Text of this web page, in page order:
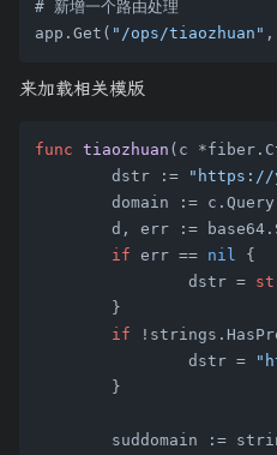
# 新增一个路由处理
app.Get( "/ops/tiaozhuan"
来加载相关模版
func tiaozhuan (c
	dstr :=
"https://
domain :=
if err == nil
{
		dstr =
if
		dstr =
suddomain :=